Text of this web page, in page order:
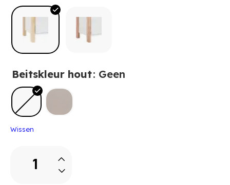
Beitskleur hout: Geen
Wissen
Hangkast